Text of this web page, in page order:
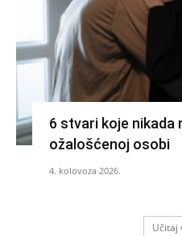
6 stvari koje nikada
ožalošćenoj osobi
4. kolovoza 2026.
Učitaj